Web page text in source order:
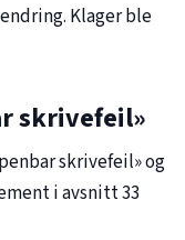
Klager ble
skrivefeil»
skrivefeil» og
i avsnitt 33